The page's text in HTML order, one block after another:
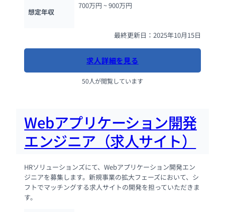
想定年収
700万円 ~ 900万円
最終更新日：2025年10月15日
求人詳細を見る
50人が閲覧しています
Webアプリケーション開発
エンジニア（求人サイト）
HRソリューションズにて、Webアプリケーション開発エン
ジニアを募集します。新規事業の拡大フェーズにおいて、シ
フトでマッチングする求人サイトの開発を担っていただきま
す。